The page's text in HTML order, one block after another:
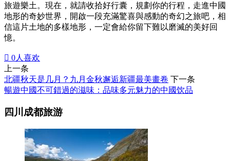
旅遊樂土。現在，就請收拾好行囊，規劃你的行程，走進中國
地形的奇妙世界，開啟一段充滿驚喜與感動的奇幻之旅吧，相
信這片土地的多樣地形，一定會給你留下難以磨滅的美好回
憶。
 0人喜欢
上一条
北疆秋天是几月？九月金秋邂逅新疆最美畫卷 下一条
暢遊中國不可錯過的滋味：品味多元魅力的中國饮品
四川成都旅游